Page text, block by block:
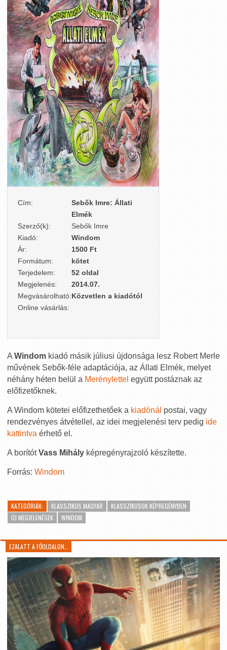
Cím:
Sebők Imre: Állati
Elmék
Szerző(k):
Sebők Imre
Kiadó:
Windom
Ár:
1500 Ft
Formátum:
kötet
Terjedelem:
52 oldal
Megjelenés:
2014.07.
Megvásárolható:Közvetlen a kiadótól
Online vásárlás:
AWindom kiadó másik júliusi újdonsága lesz Robert Merle
művének Sebők-féle adaptációja, az Állati Elmék, melyet
néhány héten belül a Merénylettel együtt postáznak az
előfizetőknek.
A Windom kötetei előfizethetőek a kiadónál postai, vagy
rendezvényes átvétellel, az idei megjelenési terv pedig ide
kattintva érhető el.
A borítótVass Mihály képregényrajzoló készítette.
Forrás: Windom
KATEGÓRIÁK: KLASSZIKUS MAGYAR
KLASSZIKUSOK KÉPREGÉNYBEN
ÚJ MEGJELENÉSEK
WINDOM
EZALATT A FŐOLDALON…